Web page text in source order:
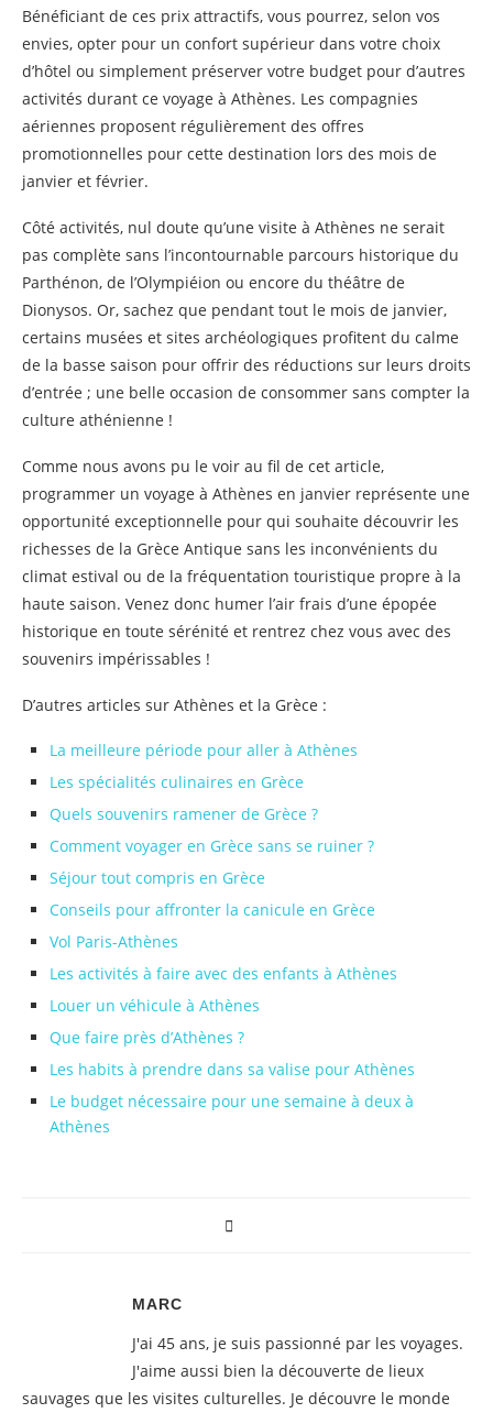
Bénéficiant de ces prix attractifs, vous pourrez, selon vos
envies, opter pour un confort supérieur dans votre choix
d’hôtel ou simplement préserver votre budget pour d’autres
activités durant ce voyage à Athènes. Les compagnies
aériennes proposent régulièrement des offres
promotionnelles pour cette destination lors des mois de
janvier et février.
Côté activités, nul doute qu’une visite à Athènes ne serait
pas complète sans l’incontournable parcours historique du
Parthénon, de l’Olympiéion ou encore du théâtre de
Dionysos. Or, sachez que pendant tout le mois de janvier,
certains musées et sites archéologiques profitent du calme
de la basse saison pour offrir des réductions sur leurs droits
d’entrée ; une belle occasion de consommer sans compter la
culture athénienne !
Comme nous avons pu le voir au fil de cet article,
programmer un voyage à Athènes en janvier représente une
opportunité exceptionnelle pour qui souhaite découvrir les
richesses de la Grèce Antique sans les inconvénients du
climat estival ou de la fréquentation touristique propre à la
haute saison. Venez donc humer l’air frais d’une épopée
historique en toute sérénité et rentrez chez vous avec des
souvenirs impérissables !
D’autres articles sur Athènes et la Grèce :
La meilleure période pour aller à Athènes
Les spécialités culinaires en Grèce
Quels souvenirs ramener de Grèce ?
Comment voyager en Grèce sans se ruiner ?
Séjour tout compris en Grèce
Conseils pour affronter la canicule en Grèce
Vol Paris-Athènes
Les activités à faire avec des enfants à Athènes
Louer un véhicule à Athènes
Que faire près d’Athènes ?
Les habits à prendre dans sa valise pour Athènes
Le budget nécessaire pour une semaine à deux à
Athènes
MARC
J'ai 45 ans, je suis passionné par les voyages.
J'aime aussi bien la découverte de lieux
sauvages que les visites culturelles. Je découvre le monde